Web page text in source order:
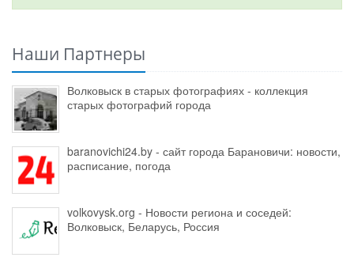
Наши Партнеры
Волковыск в старых фотографиях - коллекция
старых фотографий города
baranovichi24.by - сайт города Барановичи: новости,
расписание, погода
volkovysk.org - Новости региона и соседей:
Волковыск, Беларусь, Россия